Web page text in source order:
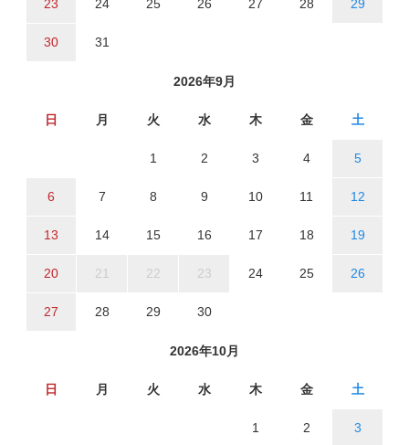
23 24 25 26 27 28 29
30 31
2026年9月
日 月 火 水 木 金 土
1 2 3 4 5
6 7 8 9 10 11 12
13 14 15 16 17 18 19
20 21 22 23 24 25 26
27 28 29 30
2026年10月
日 月 火 水 木 金 土
1 2 3